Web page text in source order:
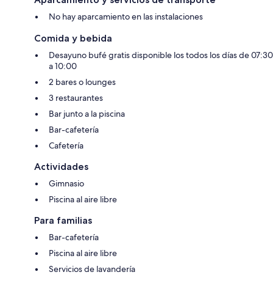
No hay aparcamiento en las instalaciones
Comida y bebida
Desayuno bufé gratis disponible los todos los días de 07:30
a 10:00
2 bares o lounges
3 restaurantes
Bar junto a la piscina
Bar-cafetería
Cafetería
Actividades
Gimnasio
Piscina al aire libre
Para familias
Bar-cafetería
Piscina al aire libre
Servicios de lavandería